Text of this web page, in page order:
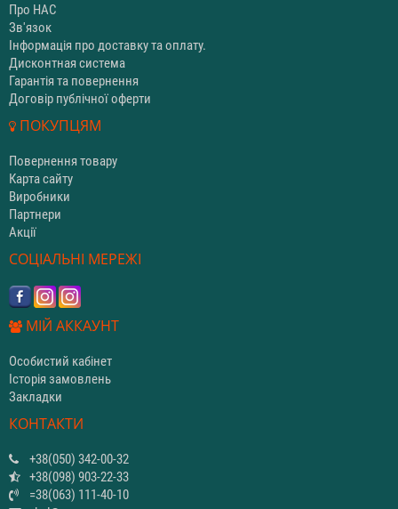
Про НАС
Зв'язок
Інформація про доставку та оплату.
Дисконтная система
Гарантія та повернення
Договір публічної оферти
ПОКУПЦЯМ
Повернення товару
Карта сайту
Виробники
Партнери
Акції
СОЦІАЛЬНІ МЕРЕЖІ
МІЙ АККАУНТ
Особистий кабінет
Історія замовлень
Закладки
КОНТАКТИ
+38(050) 342-00-32
+38(098) 903-22-33
=38(063) 111-40-10